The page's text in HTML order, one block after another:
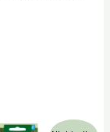
Praegune